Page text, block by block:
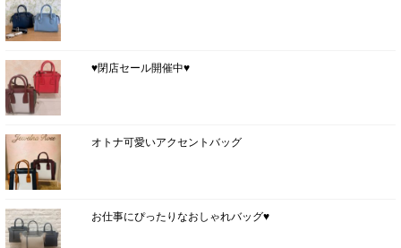
♥閉店セール開催中♥
オトナ可愛いアクセントバッグ
お仕事にぴったりなおしゃれバッグ♥